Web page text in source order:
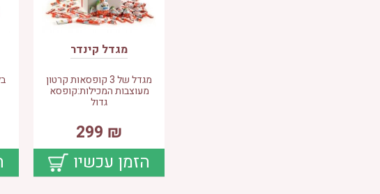
מגדל קינדר
מגדל של 3 קופסאות קרטון
מעוצבות המכילות:קופסא
גדול
₪
299
הזמן עכשיו